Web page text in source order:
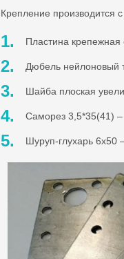
Крепление производится
Пластина
Дюбель нейлоновый
Шайба плоская
Саморез 3,5*35(41) –
Шуруп-глухарь 6х50